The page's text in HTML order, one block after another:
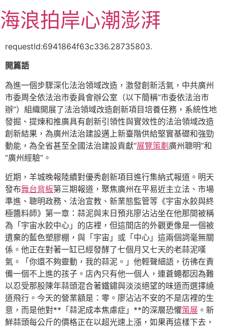
至
主
容
海浪拍岸心潮澎湃
requestId:6941864f63c336.28735803.
開篇語
為進一個步驟深化法治領域改造，激發創新活氣，中共廣州
市委周全依法治市委員會辦公室（以下簡稱“市委依法治市
辦”）組織開展了法治領域改造創新項目培養任務，系統性地
發掘、提煉和推廣具有創新引領性與實效性的法治領域改造
創新結果，為廣州法治建設邁上新臺階供給堅實基礎和強勁
動能，為全省甚至全國法治建設貢獻“展覽策劃廣州聰明”和
“廣州經驗”。
近期，羊城晚報陸續對優秀創新項目進行集納式報道。明天
發布舞台背板第三期報道，聚焦廣州在平易近主立法、市場
準進、聰明政務、法治宣教、新業態監管等《宇宙水餃與終
極醬料師》第一章：蒜泥與末日預兆廖沾沾坐在他那間被稱
為「宇宙水餃中心」的店裡，但這間店的外觀更像是一個被
遺棄的藍色塑膠棚，與「宇宙」或「中心」這兩個詞毫無關
係。他正在對著一缸已經發酵了七個月又七天的老蒜泥嘆
氣。「你還不夠靈動，我的蒜泥。」他輕聲細語，彷彿在責
備一個不上進的孩子。店內只有他一個人，連蒼蠅都因為難
以忍受那股陳年蒜頭混合著鐵鏽與淡淡絕望的味道而選擇繞
道飛行。今天的營業額是：零。廖沾沾不安的不是店裡的生
意，而是他對**「蒜泥成本焦慮症」**的深層恐懼策展 。新
鮮蒜頭每公斤的價格正在以超光速上漲，如果再這樣下去，